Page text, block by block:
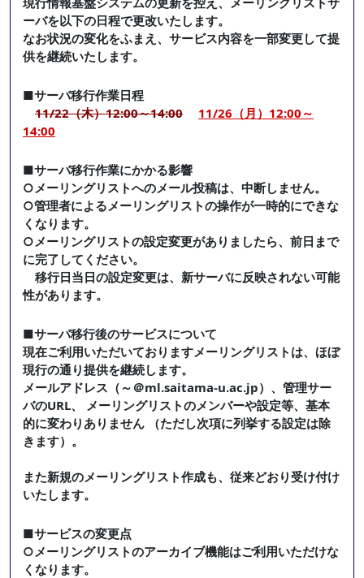
ーバを以下の日程で更改いたします。
なお状況の変化をふまえ、サービス内容を一部変更して提
供を継続いたします。
■サーバ移行作業日程
11/22（木）12:00～14:00
11/26（月）12:00～
14:00
■サーバ移行作業にかかる影響
○メーリングリストへのメール投稿は、中断しません。
○管理者によるメーリングリストの操作が一時的にできな
くなります。
○メーリングリストの設定変更がありましたら、前日まで
に完了してください。
移行日当日の設定変更は、新サーバに反映されない可能
性があります。
■サーバ移行後のサービスについて
現在ご利用いただいておりますメーリングリストは、ほぼ
現行の通り提供を継続します。
メールアドレス（～＠ml.saitama-u.ac.jp）、管理サー
バのURL、 メーリングリストのメンバーや設定等、基本
的に変わりありません （ただし次項に列挙する設定は除
きます）。
また新規のメーリングリスト作成も、従来どおり受け付け
いたします。
■サービスの変更点
○メーリングリストのアーカイブ機能はご利用いただけな
くなります。